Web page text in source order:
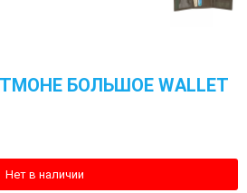
БОЛЬШОЕ WALLET
Нет в наличии